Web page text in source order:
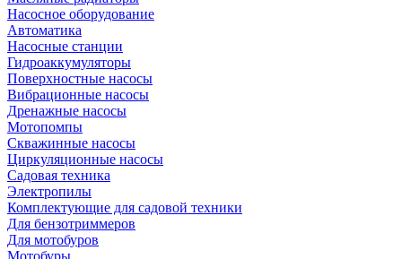
Насосное оборудование
Автоматика
Насосные станции
Гидроаккумуляторы
Поверхностные насосы
Вибрационные насосы
Дренажные насосы
Мотопомпы
Скважинные насосы
Циркуляционные насосы
Садовая техника
Электропилы
Комплектующие для садовой техники
Для бензотриммеров
Для мотобуров
Мотобуры